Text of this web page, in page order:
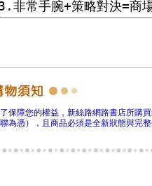
保障您的權益，新絲路網路書店所購
為憑），且商品必須是全新狀態與完